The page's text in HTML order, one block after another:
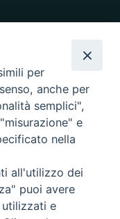
per
anche per
semplici",
e
nella
all'utilizzo dei
puoi avere
e